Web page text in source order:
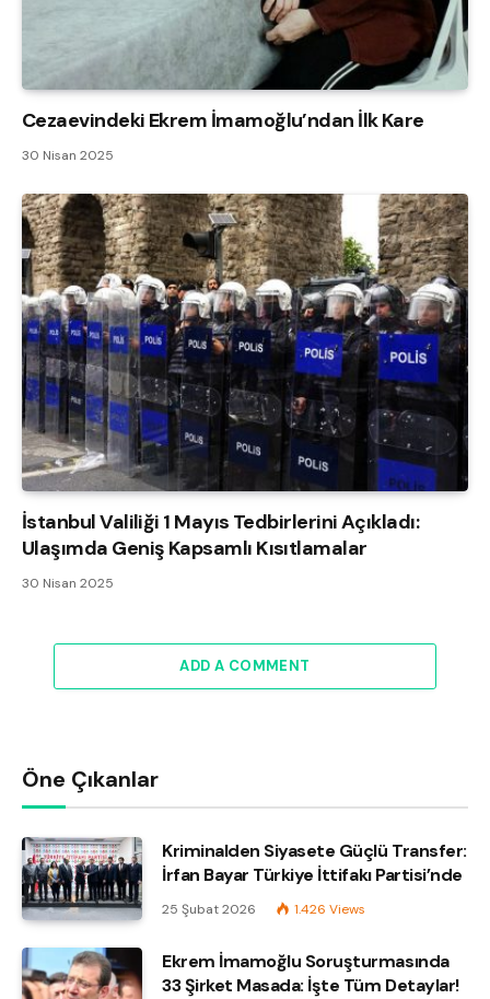
Cezaevindeki Ekrem İmamoğlu’ndan İlk Kare
30 Nisan 2025
İstanbul Valiliği 1 Mayıs Tedbirlerini Açıkladı:
Ulaşımda Geniş Kapsamlı Kısıtlamalar
30 Nisan 2025
ADD A COMMENT
Öne Çıkanlar
Kriminalden Siyasete Güçlü Transfer:
İrfan Bayar Türkiye İttifakı Partisi’nde
25 Şubat 2026 1.426 Views
Ekrem İmamoğlu Soruşturmasında
33 Şirket Masada: İşte Tüm Detaylar!